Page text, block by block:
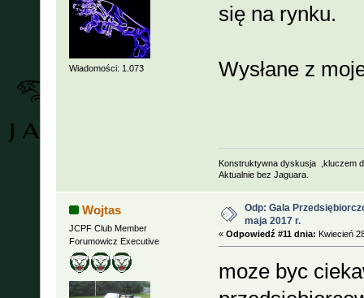
Wiadomości: 1.073
się na rynku.
Wysłane z
Konstruktywna dyskusja ,kluczem
Aktualnie bez Jaguara.
Wojtas
JCPF Club Member
Forumowicz Executive
Odp: Gala
maja 2017 r.
« Odpowiedź #11 dnia: Kwiecień
moze byc